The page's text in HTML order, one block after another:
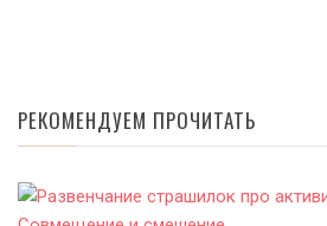
РЕКОМЕНДУЕМ ПРОЧИТАТЬ